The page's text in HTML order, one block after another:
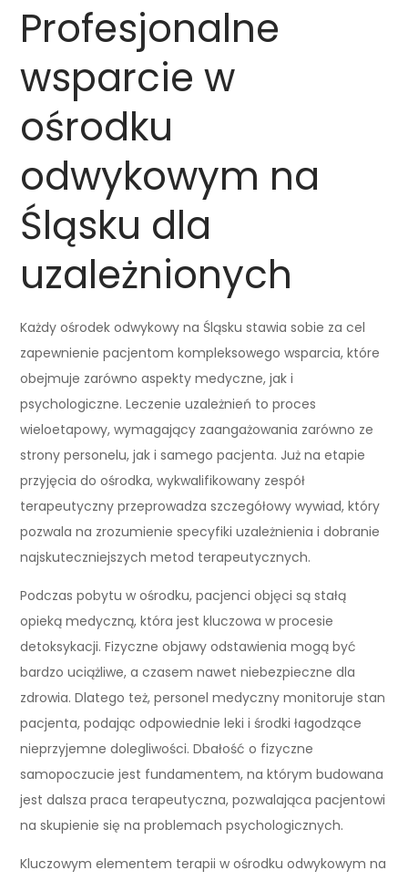
Profesjonalne
wsparcie w
ośrodku
odwykowym na
Śląsku dla
uzależnionych
Każdy ośrodek odwykowy na Śląsku stawia sobie za cel
zapewnienie pacjentom kompleksowego wsparcia, które
obejmuje zarówno aspekty medyczne, jak i
psychologiczne. Leczenie uzależnień to proces
wieloetapowy, wymagający zaangażowania zarówno ze
strony personelu, jak i samego pacjenta. Już na etapie
przyjęcia do ośrodka, wykwalifikowany zespół
terapeutyczny przeprowadza szczegółowy wywiad, który
pozwala na zrozumienie specyfiki uzależnienia i dobranie
najskuteczniejszych metod terapeutycznych.
Podczas pobytu w ośrodku, pacjenci objęci są stałą
opieką medyczną, która jest kluczowa w procesie
detoksykacji. Fizyczne objawy odstawienia mogą być
bardzo uciążliwe, a czasem nawet niebezpieczne dla
zdrowia. Dlatego też, personel medyczny monitoruje stan
pacjenta, podając odpowiednie leki i środki łagodzące
nieprzyjemne dolegliwości. Dbałość o fizyczne
samopoczucie jest fundamentem, na którym budowana
jest dalsza praca terapeutyczna, pozwalająca pacjentowi
na skupienie się na problemach psychologicznych.
Kluczowym elementem terapii w ośrodku odwykowym na